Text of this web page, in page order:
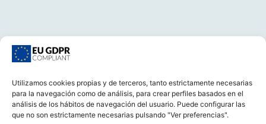
Utilizamos cookies propias y de terceros, tanto estrictamente necesarias
para la navegación como de análisis, para crear perfiles basados en el
análisis de los hábitos de navegación del usuario. Puede configurar las
que no son estrictamente necesarias pulsando "Ver preferencias".
CONTACTA